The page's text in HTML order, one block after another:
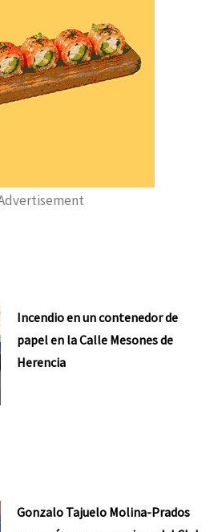
Incendio en un contenedor de
papel en la Calle Mesones de
Herencia
Gonzalo Tajuelo Molina-Prados